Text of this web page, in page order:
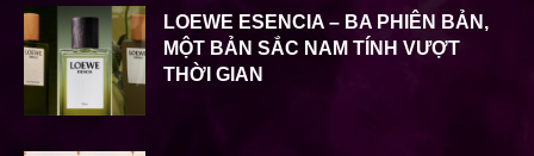
LOEWE ESENCIA – BA PHIÊN BẢN,
MỘT BẢN SẮC NAM TÍNH VƯỢT
THỜI GIAN